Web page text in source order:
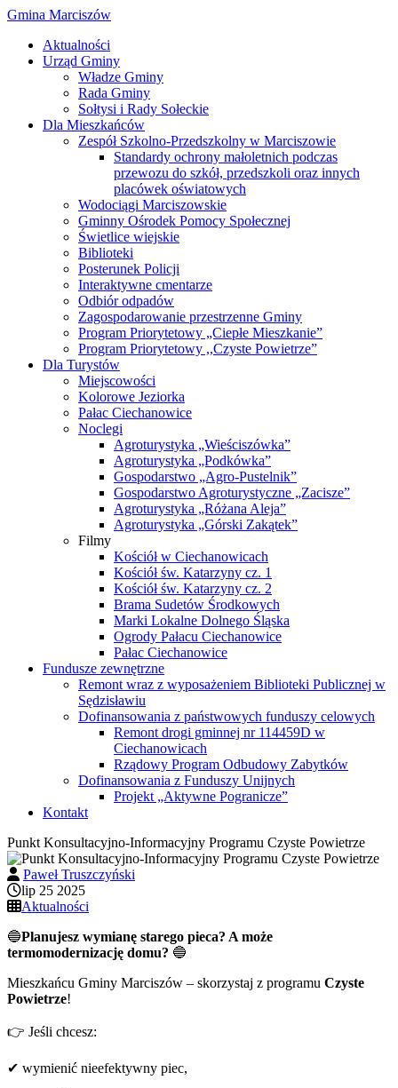
Gmina Marciszów
Aktualności
Urząd Gminy
Władze Gminy
Rada Gminy
Sołtysi i Rady Sołeckie
Dla Mieszkańców
Zespół Szkolno-Przedszkolny w Marciszowie
Standardy ochrony małoletnich podczas
przewozu do szkół, przedszkoli oraz innych
placówek oświatowych
Wodociągi Marciszowskie
Gminny Ośrodek Pomocy Społecznej
Świetlice wiejskie
Biblioteki
Posterunek Policji
Interaktywne cmentarze
Odbiór odpadów
Zagospodarowanie przestrzenne Gminy
Program Priorytetowy „Ciepłe Mieszkanie”
Program Priorytetowy ,,Czyste Powietrze”
Dla Turystów
Miejscowości
Kolorowe Jeziorka
Pałac Ciechanowice
Noclegi
Agroturystyka „Wieściszówka”
Agroturystyka „Podkówka”
Gospodarstwo „Agro-Pustelnik”
Gospodarstwo Agroturystyczne „Zacisze”
Agroturystyka „Różana Aleja”
Agroturystyka „Górski Zakątek”
Filmy
Kościół w Ciechanowicach
Kościół św. Katarzyny cz. 1
Kościół św. Katarzyny cz. 2
Brama Sudetów Środkowych
Marki Lokalne Dolnego Śląska
Ogrody Pałacu Ciechanowice
Pałac Ciechanowice
Fundusze zewnętrzne
Remont wraz z wyposażeniem Biblioteki Publicznej w
Sędzisławiu
Dofinansowania z państwowych funduszy celowych
Remont drogi gminnej nr 114459D w
Ciechanowicach
Rządowy Program Odbudowy Zabytków
Dofinansowania z Funduszy Unijnych
Projekt „Aktywne Pogranicze”
Kontakt
Punkt Konsultacyjno-Informacyjny Programu Czyste Powietrze
Paweł Truszczyński
lip 25 2025
Aktualności
🔵Planujesz wymianę starego pieca? A może
termomodernizację domu? 🔵
Mieszkańcu Gminy Marciszów – skorzystaj z programu Czyste
Powietrze!
👉 Jeśli chcesz:
✔ wymienić nieefektywny piec,